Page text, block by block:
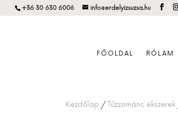
+36 30 630 6006 info@erdelyizsuzsa.hu
FŐOLDAL RÓLAM
Kezdőlap /Tűzzománc ékszerek